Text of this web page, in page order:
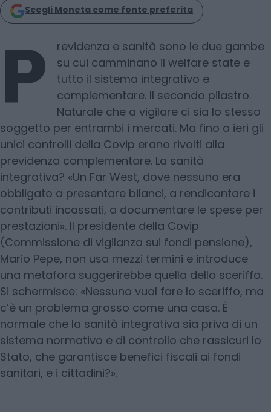
Scegli Moneta come fonte preferita
P
revidenza e sanità sono le due gambe
su cui camminano il welfare state e
tutto il sistema integrativo e
complementare. Il secondo pilastro.
Naturale che a vigilare ci sia lo stesso
soggetto per entrambi i mercati. Ma fino a ieri gli
unici controlli della Covip erano rivolti alla
previdenza complementare. La sanità
integrativa? «Un Far West, dove nessuno era
obbligato a presentare bilanci, a rendicontare i
contributi incassati, a documentare le spese per
prestazioni». Il presidente della Covip
(Commissione di vigilanza sui fondi pensione),
Mario Pepe, non usa mezzi termini e introduce
una metafora suggerirebbe quella dello sceriffo.
Si schermisce: «Nessuno vuol fare lo sceriffo, ma
c’è un problema grosso come una casa. È
normale che la sanità integrativa sia priva di un
sistema normativo e di controllo che rassicuri lo
Stato, che garantisce benefici fiscali ai fondi
sanitari, e i cittadini?».